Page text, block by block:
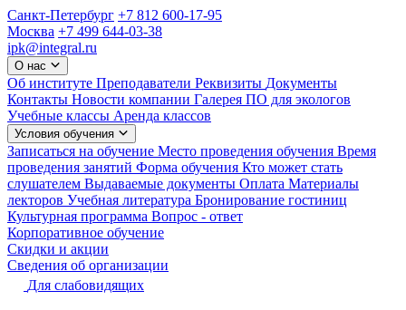
Санкт-Петербург +7 812 600-17-95
Москва +7 499 644-03-38
ipk@integral.ru
О нас
Об институте Преподаватели Реквизиты Документы
Контакты Новости компании Галерея ПО для экологов
Учебные классы Аренда классов
Условия обучения
Записаться на обучение Место проведения обучения Время
проведения занятий Форма обучения Кто может стать
слушателем Выдаваемые документы Оплата Материалы
лекторов Учебная литература Бронирование гостиниц
Культурная программа Вопрос - ответ
Корпоративное обучение
Скидки и акции
Сведения об организации
Для слабовидящих